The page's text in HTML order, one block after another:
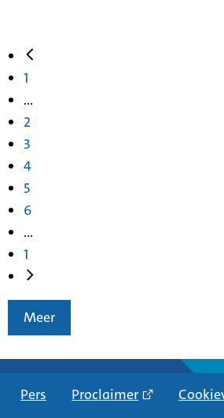
1
...
2
3
4
5
6
...
1
Meer
Pers Proclaimer